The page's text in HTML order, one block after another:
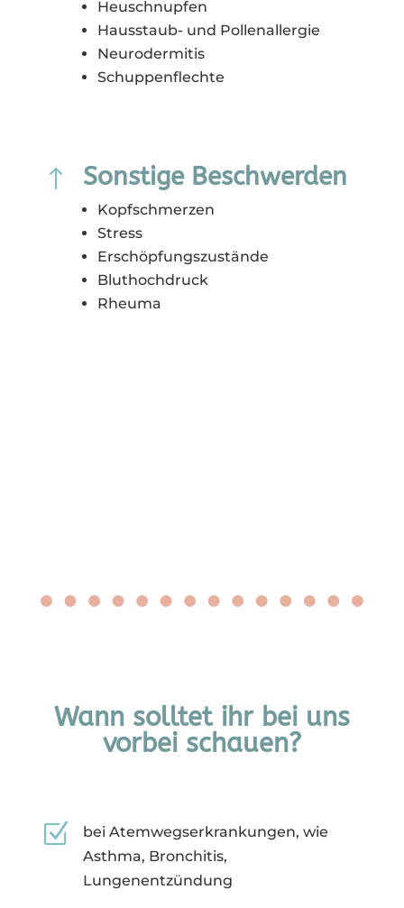
Heuschnupfen
Hausstaub- und Pollenallergie
Neurodermitis
Schuppenflechte
! Sonstige Beschwerden
Kopfschmerzen
Stress
Erschöpfungszustände
Bluthochdruck
Rheuma
Wann solltet ihr bei uns
vorbei schauen?
Z
bei Atemwegserkrankungen, wie
Asthma, Bronchitis,
Lungenentzündung